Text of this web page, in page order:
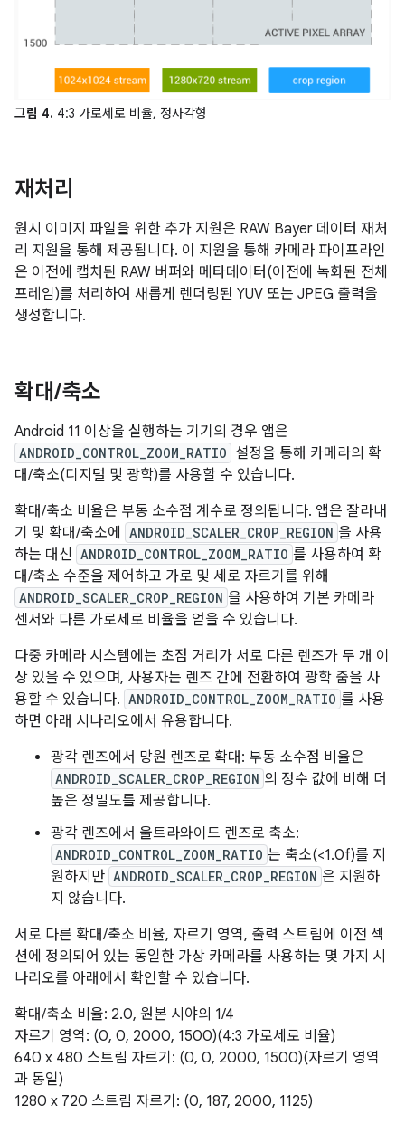
그림 4. 4:3 가로세로 비율, 정사각형
재처리
원시 이미지 파일을 위한 추가 지원은 RAW Bayer 데이터 재처
리 지원을 통해 제공됩니다. 이 지원을 통해 카메라 파이프라인
은 이전에 캡처된 RAW 버퍼와 메타데이터(이전에 녹화된 전체
프레임)를 처리하여 새롭게 렌더링된 YUV 또는 JPEG 출력을
생성합니다.
확대/축소
Android 11 이상을 실행하는 기기의 경우 앱은
ANDROID_CONTROL_ZOOM_RATIO 설정을 통해 카메라의 확
대/축소(디지털 및 광학)를 사용할 수 있습니다.
확대/축소 비율은 부동 소수점 계수로 정의됩니다. 앱은 잘라내
기 및 확대/축소에
ANDROID_SCALER_CROP_REGION 을 사용
하는 대신 ANDROID_CONTROL_ZOOM_RATIO 를 사용하여 확
대/축소 수준을 제어하고 가로 및 세로 자르기를 위해
ANDROID_SCALER_CROP_REGION 을 사용하여 기본 카메라
센서와 다른 가로세로 비율을 얻을 수 있습니다.
다중 카메라 시스템에는 초점 거리가 서로 다른 렌즈가 두 개 이
상 있을 수 있으며, 사용자는 렌즈 간에 전환하여 광학 줌을 사
용할 수 있습니다. ANDROID_CONTROL_ZOOM_RATIO 를 사용
하면 아래 시나리오에서 유용합니다.
광각 렌즈에서 망원 렌즈로 확대: 부동 소수점 비율은
ANDROID_SCALER_CROP_REGION 의 정수 값에 비해 더
높은 정밀도를 제공합니다.
광각 렌즈에서 울트라와이드 렌즈로 축소:
ANDROID_CONTROL_ZOOM_RATIO 는 축소(<1.0f)를 지
원하지만 ANDROID_SCALER_CROP_REGION 은 지원하
지 않습니다.
서로 다른 확대/축소 비율, 자르기 영역, 출력 스트림에 이전 섹
션에 정의되어 있는 동일한 가상 카메라를 사용하는 몇 가지 시
나리오를 아래에서 확인할 수 있습니다.
확대/축소 비율: 2.0, 원본 시야의 1/4
자르기 영역: (0, 0, 2000, 1500)(4:3 가로세로 비율)
640 x 480 스트림 자르기: (0, 0, 2000, 1500)(자르기 영역
과 동일)
1280 x 720 스트림 자르기: (0, 187, 2000, 1125)